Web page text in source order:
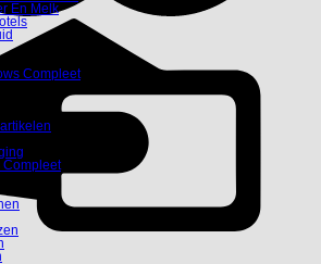
En Melk
Compleet
Compleet